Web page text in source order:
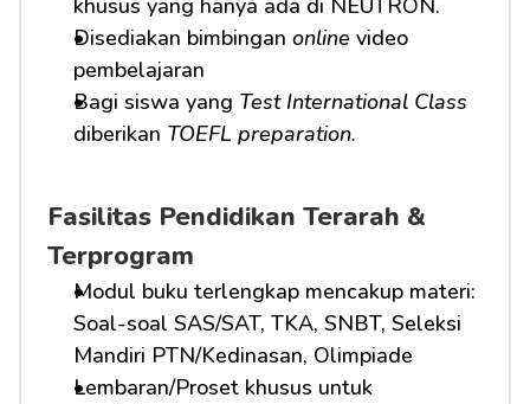
khusus yang hanya ada di NEUTRON.
Disediakan bimbingan online video
pembelajaran
Bagi siswa yang Test International Class
diberikan TOEFL preparation.
Fasilitas Pendidikan Terarah &
Terprogram
Modul buku terlengkap mencakup materi:
Soal-soal SAS/SAT, TKA, SNBT, Seleksi
Mandiri PTN/Kedinasan, Olimpiade
Lembaran/Proset khusus untuk